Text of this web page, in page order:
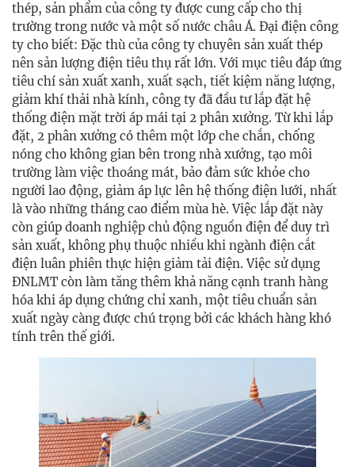
thép, sản phẩm của công ty được cung cấp cho thị
trường trong nước và một số nước châu Á. Đại điện công
ty cho biết: Đặc thù của công ty chuyên sản xuất thép
nên sản lượng điện tiêu thụ rất lớn. Với mục tiêu đáp ứng
tiêu chí sản xuất xanh, xuất sạch, tiết kiệm năng lượng,
giảm khí thải nhà kính, công ty đã đầu tư lắp đặt hệ
thống điện mặt trời áp mái tại 2 phân xưởng. Từ khi lắp
đặt, 2 phân xưởng có thêm một lớp che chắn, chống
nóng cho không gian bên trong nhà xưởng, tạo môi
trường làm việc thoáng mát, bảo đảm sức khỏe cho
người lao động, giảm áp lực lên hệ thống điện lưới, nhất
là vào những tháng cao điểm mùa hè. Việc lắp đặt này
còn giúp doanh nghiệp chủ động nguồn điện để duy trì
sản xuất, không phụ thuộc nhiều khi ngành điện cắt
điện luân phiên thực hiện giảm tải điện. Việc sử dụng
ĐNLMT còn làm tăng thêm khả năng cạnh tranh hàng
hóa khi áp dụng chứng chỉ xanh, một tiêu chuẩn sản
xuất ngày càng được chú trọng bởi các khách hàng khó
tính trên thế giới.